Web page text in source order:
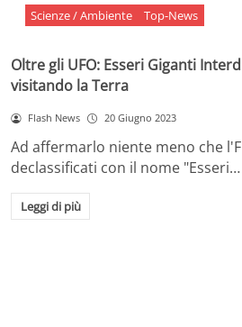
Scienze / Ambiente Top-News
Oltre gli UFO: Esseri Giganti
visitando la Terra
Flash News 20 Giugno 2023
Ad affermarlo niente meno che
declassificati con il nome "Esseri…
Leggi di più